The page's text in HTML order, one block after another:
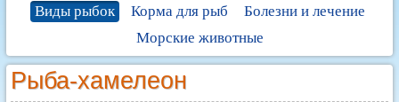
Виды рыбок
Корма для рыб
Болезни и лечение
Морские животные
Рыба-хамелеон